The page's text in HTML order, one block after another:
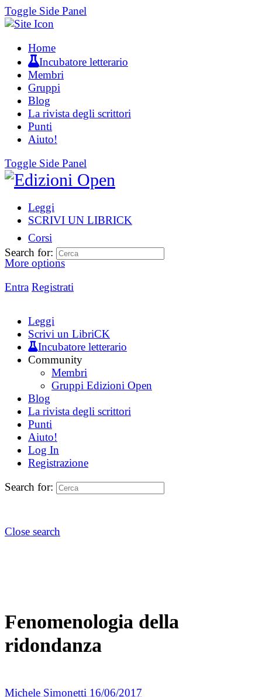
Toggle Side Panel
Home
Incubatore letterario
Membri
Gruppi
Blog
La rivista degli scrittori
Punti
Aiuto!
Toggle Side Panel
Leggi
SCRIVI UN LIBRICK
Corsi
More options
Entra Registrati
Search for:
Leggi
Scrivi un LibriCK
Incubatore letterario
Community
Membri
Gruppi Edizioni Open
Blog
La rivista degli scrittori
Punti
Aiuto!
Log In
Registrazione
Search for:
Close search
Fenomenologia della
ridondanza
Michele Simonetti 16/06/2017